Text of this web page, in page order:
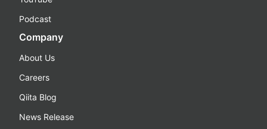
Podcast
Company
About Us
Careers
Qiita Blog
News Release